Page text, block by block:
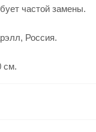
частой замены.
Россия.
см.